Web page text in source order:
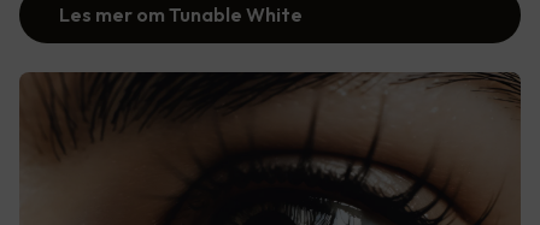
Les mer om Tunable White